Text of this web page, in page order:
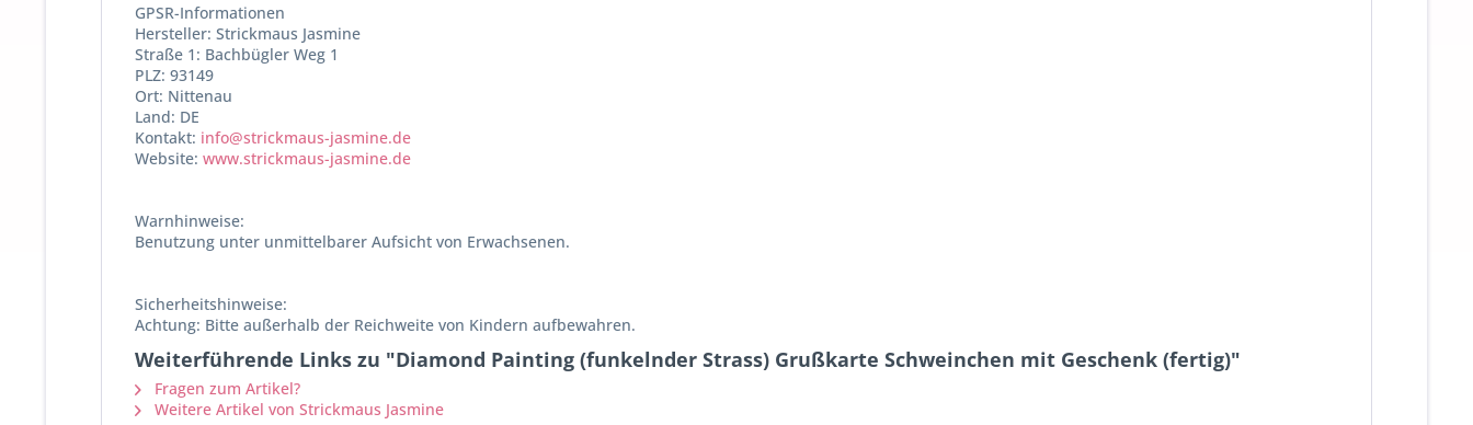
GPSR-Informationen
Hersteller: Strickmaus Jasmine
Straße 1: Bachbügler Weg 1
PLZ: 93149
Ort: Nittenau
Land: DE
Kontakt: info@strickmaus-jasmine.de
Website: www.strickmaus-jasmine.de
Warnhinweise:
Benutzung unter unmittelbarer Aufsicht von Erwachsenen.
Sicherheitshinweise:
Achtung: Bitte außerhalb der Reichweite von Kindern aufbewahren.
Weiterführende Links zu "Diamond Painting (funkelnder Strass) Grußkarte Schweinchen mit Geschenk (fertig)"
Fragen zum Artikel?
Weitere Artikel von Strickmaus Jasmine